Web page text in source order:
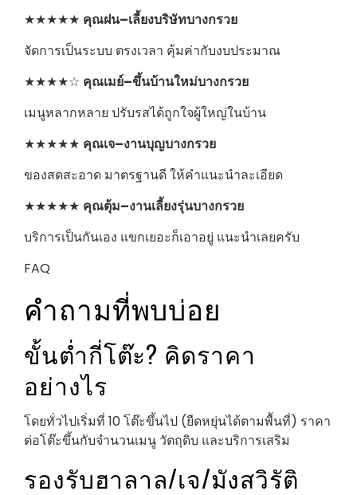
★★★★★ คุณฝน–เลี้ยงบริษัทบางกรวย
จัดการเป็นระบบ ตรงเวลา คุ้มค่ากับงบประมาณ
★★★★☆ คุณเมย์–ขึ้นบ้านใหม่บางกรวย
เมนูหลากหลาย ปรับรสได้ถูกใจผู้ใหญ่ในบ้าน
★★★★★ คุณเจ–งานบุญบางกรวย
ของสดสะอาด มาตรฐานดี ให้คำแนะนำละเอียด
★★★★★ คุณตุ้ม–งานเลี้ยงรุ่นบางกรวย
บริการเป็นกันเอง แขกเยอะก็เอาอยู่ แนะนำเลยครับ
FAQ
คำถามที่พบบ่อย
ขั้นต่ำกี่โต๊ะ? คิดราคา
อย่างไร
โดยทั่วไปเริ่มที่ 10 โต๊ะขึ้นไป (ยืดหยุ่นได้ตามพื้นที่) ราคา
ต่อโต๊ะขึ้นกับจำนวนเมนู วัตถุดิบ และบริการเสริม
รองรับฮาลาล/เจ/มังสวิรัติ